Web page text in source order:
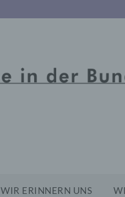
WIR ERINNERN UNS